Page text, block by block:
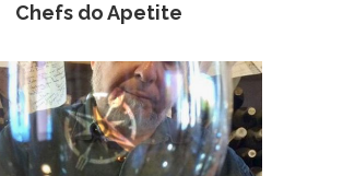
Chefs do Apetite